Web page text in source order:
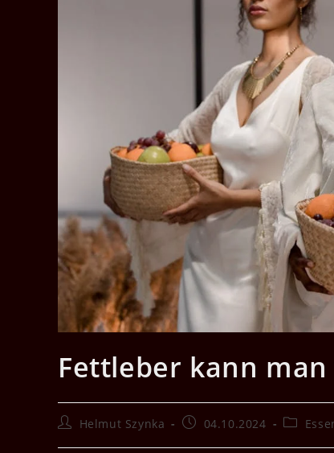
Fettleber kann
Beitrags-
Helmut Szynka
Beitrag04.10.2024